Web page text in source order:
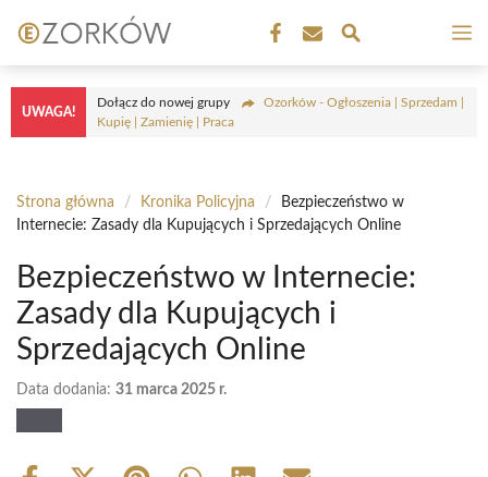
do
treści
UWAGA!
Dołącz do nowej grupy
Ozorków - Ogłoszenia | Sprzedam |
Kupię | Zamienię | Praca
Strona główna / Kronika Policyjna /
Bezpieczeństwo w
Internecie: Zasady dla Kupujących i Sprzedających Online
Bezpieczeństwo w Internecie:
Zasady dla Kupujących i
Sprzedających Online
Data dodania: 31 marca 2025 r.